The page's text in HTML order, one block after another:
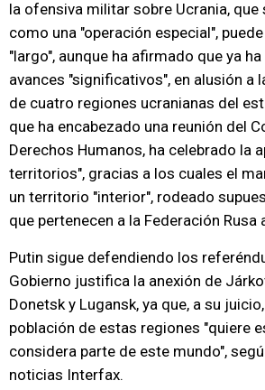
la ofensiva militar sobre Ucrania,
como una "operación especial",
"largo", aunque ha afirmado que ya
avances "significativos", en alusión a
de cuatro regiones ucranianas del
que ha encabezado una reunión del
Derechos Humanos, ha celebrado la
territorios", gracias a los cuales el
un territorio "interior", rodeado
que pertenecen a la Federación Rusa
Putin sigue defendiendo los
Gobierno justifica la anexión de
Donetsk y Lugansk, ya que, a su
población de estas regiones "quiere
considera parte de este mundo",
noticias Interfax.